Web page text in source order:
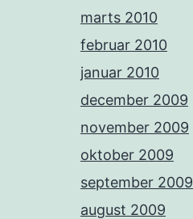
marts 2010
februar 2010
januar 2010
december 2009
november 2009
oktober 2009
september 2009
august 2009